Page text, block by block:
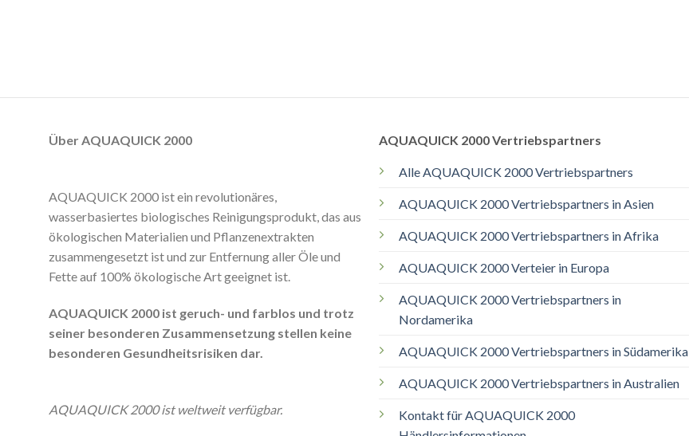
Über AQUAQUICK 2000
AQUAQUICK 2000 ist ein revolutionäres,
wasserbasiertes biologisches Reinigungsprodukt, das aus
ökologischen Materialien und Pflanzenextrakten
zusammengesetzt ist und zur Entfernung aller Öle und
Fette auf 100% ökologische Art geeignet ist.
AQUAQUICK 2000 ist geruch- und farblos und trotz
seiner besonderen Zusammensetzung stellen keine
besonderen Gesundheitsrisiken dar.
AQUAQUICK 2000 ist weltweit verfügbar.
AQUAQUICK 2000 Vertriebspartners
Alle AQUAQUICK 2000 Vertriebspartners
AQUAQUICK 2000 Vertriebspartners in Asien
AQUAQUICK 2000 Vertriebspartners in Afrika
AQUAQUICK 2000 Verteier in Europa
AQUAQUICK 2000 Vertriebspartners in
Nordamerika
AQUAQUICK 2000 Vertriebspartners in Südamerika
AQUAQUICK 2000 Vertriebspartners in Australien
Kontakt für AQUAQUICK 2000